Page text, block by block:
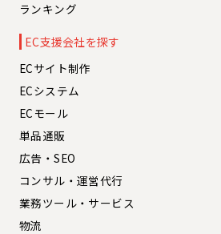
ランキング
EC支援会社を探す
ECサイト制作
ECシステム
ECモール
単品通販
広告・SEO
コンサル・運営代行
業務ツール・サービス
物流